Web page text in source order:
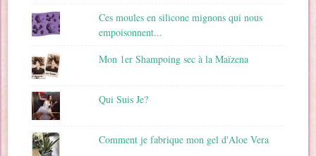
Ces moules en silicone mignons qui nous
empoisonnent...
Mon 1er Shampoing sec à la Maïzena
Qui Suis Je?
Comment je fabrique mon gel d'Aloe Vera